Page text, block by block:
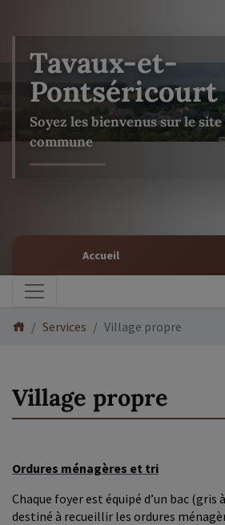
Tavaux-et-
Pontséricourt
Soyez les bienvenus sur le
commune
Accueil
Services Village propre
Village propre
Ordures ménagères et tri
Chaque foyer est équipé d’un bac (gris
destiné à recueillir les ordures